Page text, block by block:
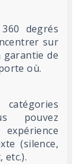
degrés
sur
garantie de
où.
pouvez
(silence,